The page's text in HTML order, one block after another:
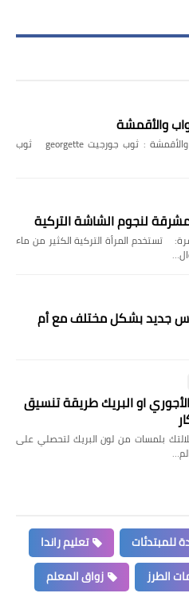
والأقمشة
أسماء بعض الأثواب والأقمشة : ثوب جورجيت georgette ثوب
لنجوم الشاشة التركية
تستخدم المرأة التركية الكثير من ماء
جديد بشكل مختلف مع أم
او البريك طريقة تنسيق
بلمسات من لون البريك لتحصلي على
للمبتدئات
تعليم راندا
الطرز زواق المعلم